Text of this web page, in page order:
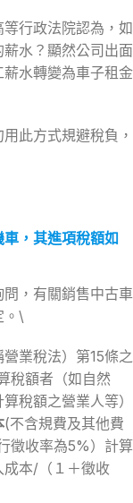
行政法院認為，如
水？顯然公司出面
水轉變為車子租金
此方式規避稅負，
，其進項稅額如
，有關銷售中古車
。\
業稅法）第15條之
稅額者（如自然
稅額之營業人等）
(不含規費及其他費
徵收率為5%）計算
成本/（１＋徵收